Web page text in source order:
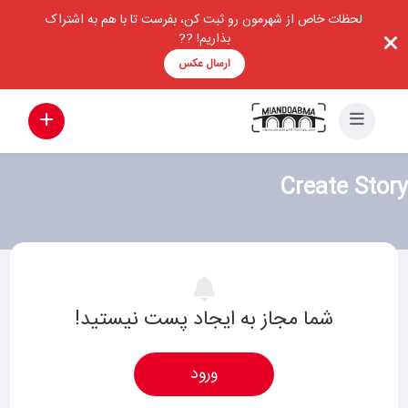
لحظات خاص از شهرمون رو ثبت کن، بفرست تا با هم به اشتراک
بذاریم! ??
ارسال عکس
Create Story
شما مجاز به ایجاد پست نیستید!
ورود